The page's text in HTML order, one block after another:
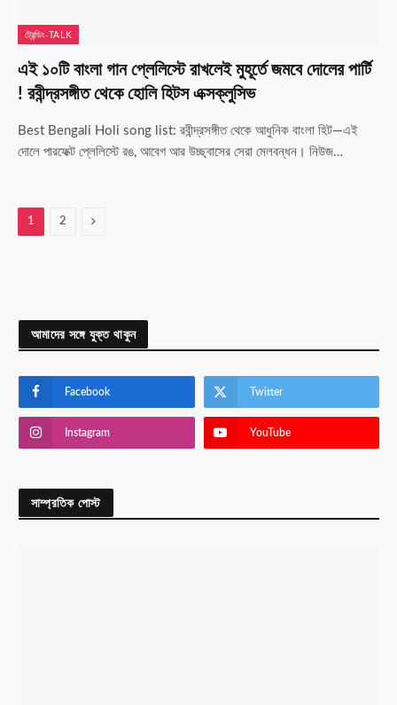
ট্রেন্ডিং-TALK
এই ১০টি বাংলা গান প্লেলিস্টে রাখলেই মুহূর্তে জমবে দোলের পার্টি
! রবীন্দ্রসঙ্গীত থেকে হোলি হিটস এক্সক্লুসিভ
Best Bengali Holi song list: রবীন্দ্রসঙ্গীত থেকে আধুনিক বাংলা হিট—এই
দোলে পারফেক্ট প্লেলিস্টে রঙ, আবেগ আর উচ্ছ্বাসের সেরা মেলবন্ধন। নিউজ…
1 2 Next
আমাদের সঙ্গে যুক্ত থাকুন
Facebook Twitter
Instagram YouTube
সাম্প্রতিক পোস্ট